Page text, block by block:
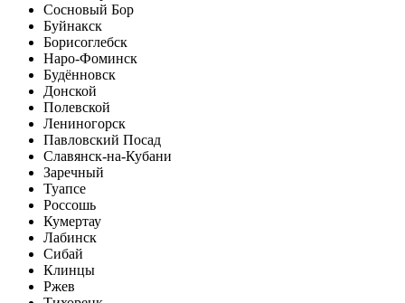
Сосновый Бор
Буйнакск
Борисоглебск
Наро-Фоминск
Будённовск
Донской
Полевской
Лениногорск
Павловский Посад
Славянск-на-Кубани
Заречный
Туапсе
Россошь
Кумертау
Лабинск
Сибай
Клинцы
Ржев